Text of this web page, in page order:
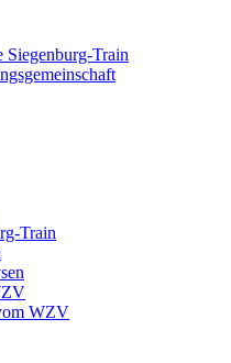
Train
Train
WZV